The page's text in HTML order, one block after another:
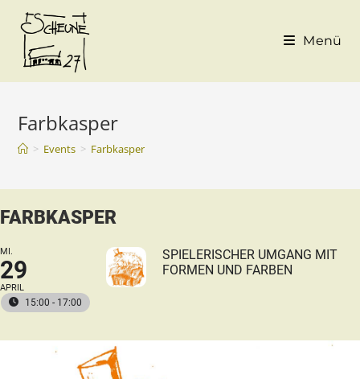
Menü
Farbkasper
> Events > Farbkasper
FARBKASPER
MI.
29
APRIL
15:00 - 17:00
SPIELERISCHER UMGANG MIT
FORMEN UND FARBEN